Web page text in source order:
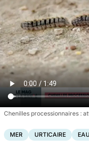
Chenilles processionnaires :
MER
URTICAIRE